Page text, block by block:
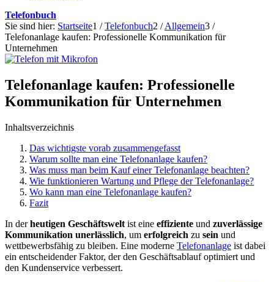
Telefonbuch
Sie sind hier: Startseite1 / Telefonbuch2 / Allgemein3 /
Telefonanlage kaufen: Professionelle Kommunikation für
Unternehmen
Telefonanlage kaufen: Professionelle
Kommunikation für Unternehmen
Inhaltsverzeichnis
Das wichtigste vorab zusammengefasst
Warum sollte man eine Telefonanlage kaufen?
Was muss man beim Kauf einer Telefonanlage beachten?
Wie funktionieren Wartung und Pflege der Telefonanlage?
Wo kann man eine Telefonanlage kaufen?
Fazit
In derheutigen Geschäftswelt ist eine effiziente und zuverlässige
Kommunikation unerlässlich, um erfolgreich zu sein und
wettbewerbsfähig zu bleiben. Eine moderne Telefonanlage ist dabei
ein entscheidender Faktor, der den Geschäftsablauf optimiert und
den Kundenservice verbessert.